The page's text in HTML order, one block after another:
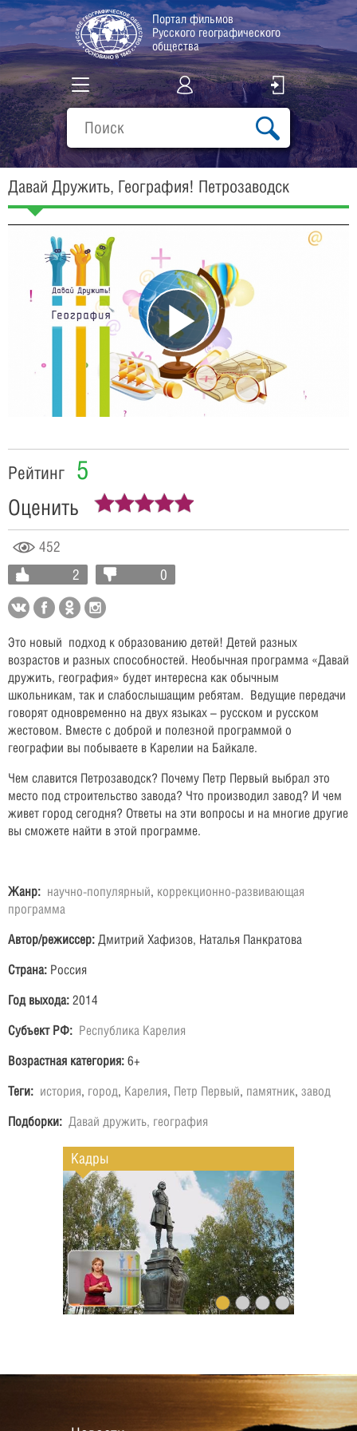
Портал фильмов
Русского географического
общества
Все фильмы
Подборки
О проекте
Давай Дружить, География! Петрозаводск
Play
Video
452
2
0
Рейтинг 5
Оценить
Это новый подход к образованию детей! Детей разных
возрастов и разных способностей. Необычная программа «Давай
дружить, география» будет интересна как обычным
школьникам, так и слабослышащим ребятам. Ведущие передачи
говорят одновременно на двух языках – русском и русском
жестовом. Вместе с доброй и полезной программой о
географии вы побываете в Карелии на Байкале.
Чем славится Петрозаводск? Почему Петр Первый выбрал это
место под строительство завода? Что производил завод? И чем
живет город сегодня? Ответы на эти вопросы и на многие другие
вы сможете найти в этой программе.
Жанр: научно-популярный, коррекционно-развивающая
программа
Автор/режиссер: Дмитрий Хафизов, Наталья Панкратова
Страна: Россия
Год выхода: 2014
Субъект РФ: Республика Карелия
Возрастная категория: 6+
Теги: история, город, Карелия, Петр Первый, памятник, завод
Подборки: Давай дружить, география
Кадры